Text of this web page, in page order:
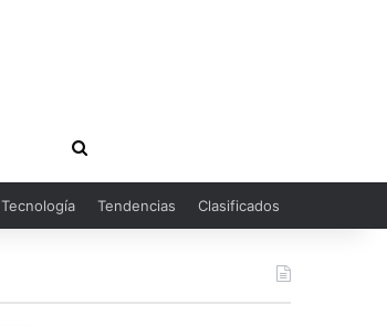
Buscar
por
Tecnología Tendencias Clasificados